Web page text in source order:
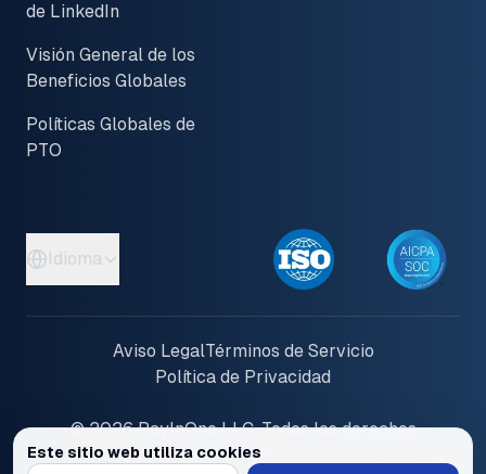
Este sitio web utiliza cookies
de LinkedIn
Visión General de los
Beneficios Globales
Políticas Globales de
PTO
Idioma
Aviso LegalTérminos de Servicio
Política de Privacidad
© 2026 PayInOne LLC. Todos los derechos
reservados